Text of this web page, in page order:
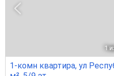
1
1-комн квартира, ул